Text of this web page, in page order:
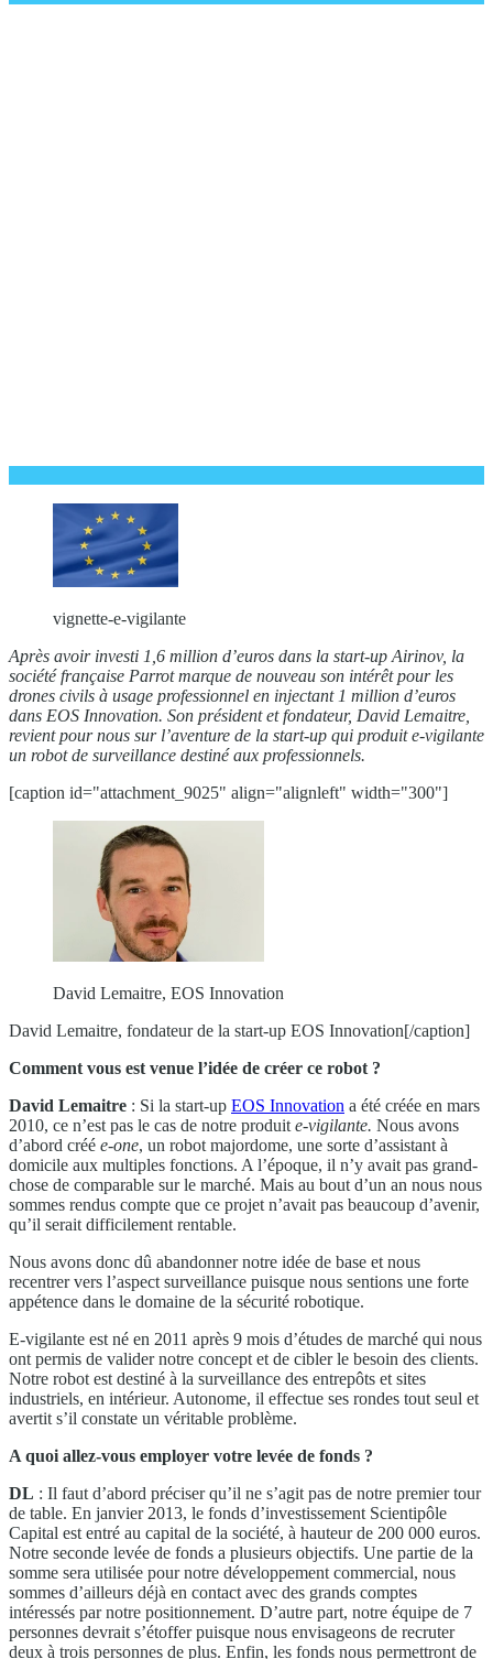
vignette-e-vigilante
Après avoir investi 1,6 million d’euros dans la start-up Airinov, la
société française Parrot marque de nouveau son intérêt pour les
drones civils à usage professionnel en injectant 1 million d’euros
dans EOS Innovation. Son président et fondateur, David Lemaitre,
revient pour nous sur l’aventure de la start-up qui produit e-vigilante
un robot de surveillance destiné aux professionnels.
[caption id="attachment_9025" align="alignleft" width="300"]
David Lemaitre, EOS Innovation
David Lemaitre, fondateur de la start-up EOS Innovation[/caption]
Comment vous est venue l’idée de créer ce robot ?
David Lemaitre : Si la start-up EOS Innovation a été créée en mars
2010, ce n’est pas le cas de notre produit e-vigilante. Nous avons
d’abord créé e-one, un robot majordome, une sorte d’assistant à
domicile aux multiples fonctions. A l’époque, il n’y avait pas grand-
chose de comparable sur le marché. Mais au bout d’un an nous nous
sommes rendus compte que ce projet n’avait pas beaucoup d’avenir,
qu’il serait difficilement rentable.
Nous avons donc dû abandonner notre idée de base et nous
recentrer vers l’aspect surveillance puisque nous sentions une forte
appétence dans le domaine de la sécurité robotique.
E-vigilante est né en 2011 après 9 mois d’études de marché qui nous
ont permis de valider notre concept et de cibler le besoin des clients.
Notre robot est destiné à la surveillance des entrepôts et sites
industriels, en intérieur. Autonome, il effectue ses rondes tout seul et
avertit s’il constate un véritable problème.
A quoi allez-vous employer votre levée de fonds ?
DL : Il faut d’abord préciser qu’il ne s’agit pas de notre premier tour
de table. En janvier 2013, le fonds d’investissement Scientipôle
Capital est entré au capital de la société, à hauteur de 200 000 euros.
Notre seconde levée de fonds a plusieurs objectifs. Une partie de la
somme sera utilisée pour notre développement commercial, nous
sommes d’ailleurs déjà en contact avec des grands comptes
intéressés par notre positionnement. D’autre part, notre équipe de 7
personnes devrait s’étoffer puisque nous envisageons de recruter
deux à trois personnes de plus. Enfin, les fonds nous permettront de